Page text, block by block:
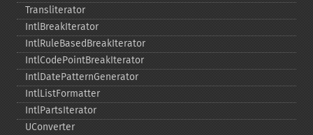
Transliterator
IntlBreakIterator
IntlRuleBasedBreakIterator
IntlCodePointBreakIterator
IntlDatePatternGenerator
IntlListFormatter
IntlPartsIterator
UConverter